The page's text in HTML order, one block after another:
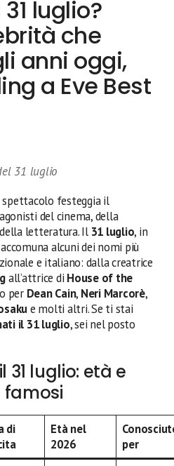
luglio?
che
anni oggi,
a Eve Best
31 luglio
festeggia il
del cinema, della
letteratura. Il 31 luglio, in
alcuni dei nomi più
e italiano: dalla creatrice
all’attrice di House of the
per Dean Cain, Neri Marcorè,
e molti altri. Se ti stai
il 31 luglio, sei nel posto
luglio: età e
famosi
di
Età nel
2026
per